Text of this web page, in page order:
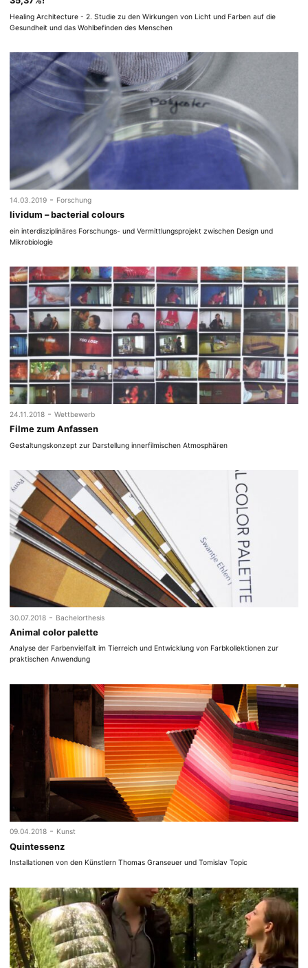
Healing Architecture - 2. Studie zu den Wirkungen von Licht und Farben auf die
Gesundheit und das Wohlbefinden des Menschen
14.03.2019 - Forschung
lividum – bacterial colours
ein interdisziplinäres Forschungs- und Vermittlungsprojekt zwischen Design und
Mikrobiologie
24.11.2018 - Wettbewerb
Filme zum Anfassen
Gestaltungskonzept zur Darstellung innerfilmischen Atmosphären
30.07.2018 - Bachelorthesis
Animal color palette
Analyse der Farbenvielfalt im Tierreich und Entwicklung von Farbkollektionen zur
praktischen Anwendung
09.04.2018 - Kunst
Quintessenz
Installationen von den Künstlern Thomas Granseuer und Tomislav Topic